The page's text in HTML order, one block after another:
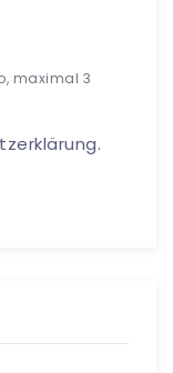
maximal 3
.